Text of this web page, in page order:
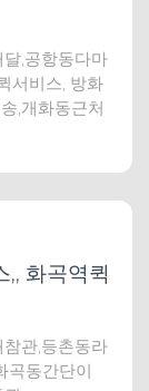
,공항동다마
서비스, 방화
,개화동근처
,, 화곡역퀵
관,등촌동라
곡동간단이